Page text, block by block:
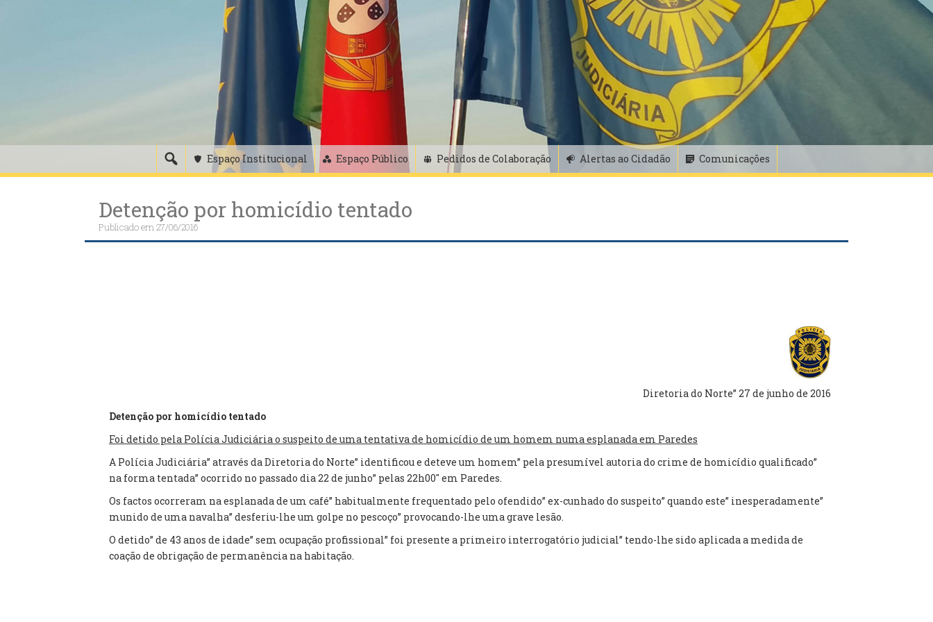
Espaço Institucional Espaço Público Pedidos de Colaboração Alertas ao Cidadão Comunicações
Detenção por homicídio tentado
Publicado em27/06/2016
Diretoria do Norte” 27 de junho de 2016
Detenção por homicídio tentado
Foi detido pela Polícia Judiciária o suspeito de uma tentativa de homicídio de um homem numa esplanada em Paredes
A Polícia Judiciária” através da Diretoria do Norte” identificou e deteve um homem” pela presumível autoria do crime de homicídio qualificado”
na forma tentada” ocorrido no passado dia 22 de junho” pelas 22h00″ em Paredes.
Os factos ocorreram na esplanada de um café” habitualmente frequentado pelo ofendido” ex-cunhado do suspeito” quando este” inesperadamente”
munido de uma navalha” desferiu-lhe um golpe no pescoço” provocando-lhe uma grave lesão.
O detido” de 43 anos de idade” sem ocupação profissional” foi presente a primeiro interrogatório judicial” tendo-lhe sido aplicada a medida de
coação de obrigação de permanência na habitação.